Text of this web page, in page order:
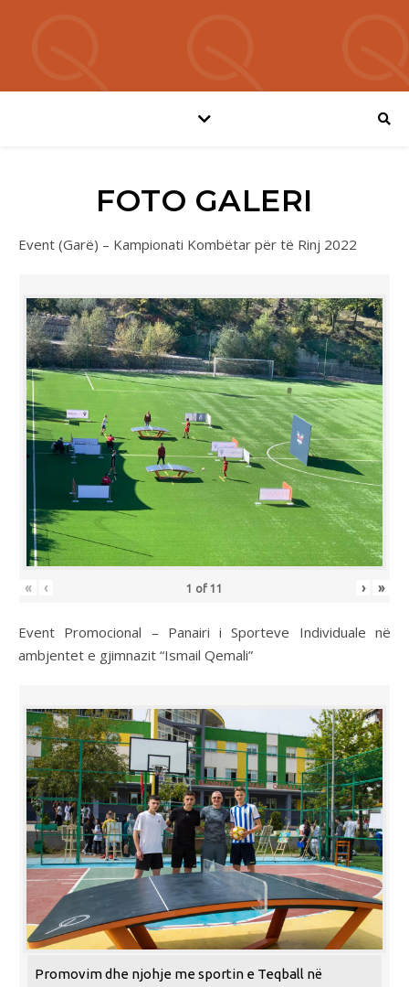
FOTO GALERI
Event (Garë) – Kampionati Kombëtar për të Rinj 2022
« ‹ 1 of 11 › »
Event Promocional – Panairi i Sporteve Individuale në
ambjentet e gjimnazit “Ismail Qemali”
Promovim dhe njohje me sportin e Teqball në